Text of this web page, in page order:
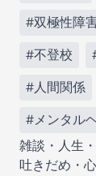
#双極性障
#不登校
#人間関係
#メンタル
雑談・人生
吐きだめ・